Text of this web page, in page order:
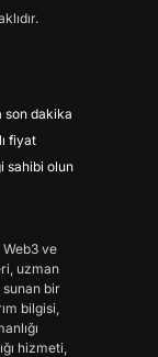
son dakika
fiyat
sahibi olun
Web3 ve
uzman
bir
bilgisi,
hizmeti,